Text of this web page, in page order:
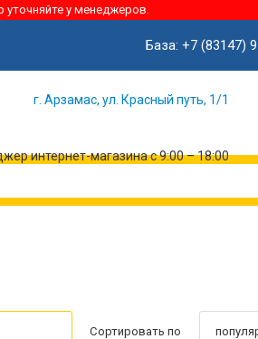
уточняйте у менеджеров.
База: +7 (83147)
г. Арзамас, ул. Красный путь, 1/1
интернет-магазина с 9:00 – 18:00
Сортировать по